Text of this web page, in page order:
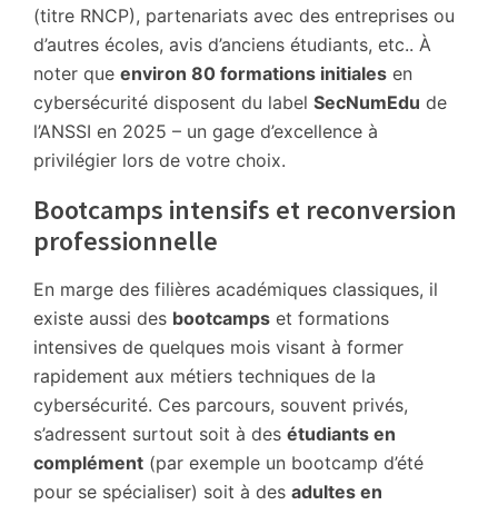
(titre RNCP), partenariats avec des entreprises ou
d’autres écoles, avis d’anciens étudiants, etc.. À
noter que environ 80 formations initiales en
cybersécurité disposent du label SecNumEdu de
l’ANSSI en 2025 – un gage d’excellence à
privilégier lors de votre choix.
Bootcamps intensifs et reconversion
professionnelle
En marge des filières académiques classiques, il
existe aussi des bootcamps et formations
intensives de quelques mois visant à former
rapidement aux métiers techniques de la
cybersécurité. Ces parcours, souvent privés,
s’adressent surtout soit à des étudiants en
complément (par exemple un bootcamp d’été
pour se spécialiser) soit à des adultes en